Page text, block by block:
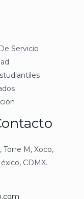
Servicio
Torre M, Xoco,
CDMX.